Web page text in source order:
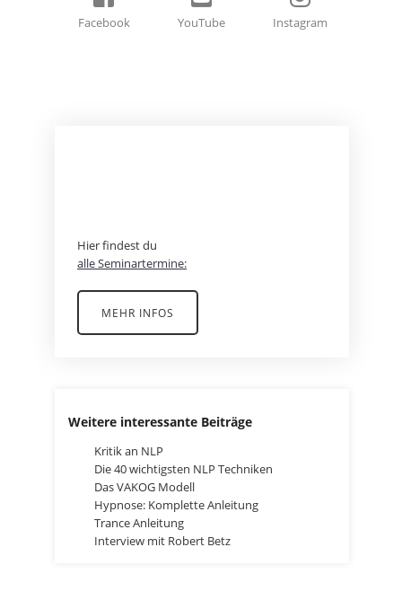
Facebook YouTube Instagram
Hier findest du
alle Seminartermine:
MEHR INFOS
Weitere interessante Beiträge
Kritik an NLP
Die 40 wichtigsten NLP Techniken
Das VAKOG Modell
Hypnose: Komplette Anleitung
Trance Anleitung
Interview mit Robert Betz